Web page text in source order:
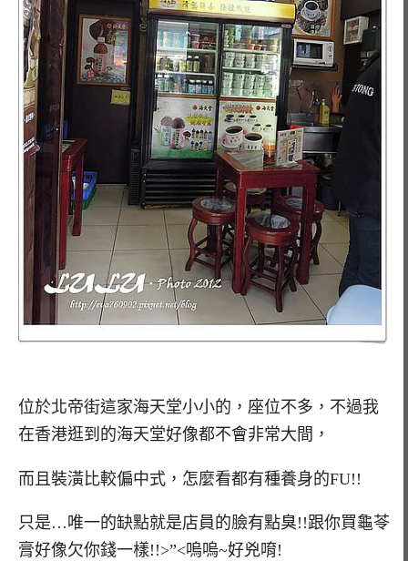
位於北帝街這家海天堂小小的，座位不多，不過我
在香港逛到的海天堂好像都不會非常大間，
而且裝潢比較偏中式，怎麼看都有種養身的FU!!
只是…唯一的缺點就是店員的臉有點臭!!跟你買龜苓
膏好像欠你錢一樣!!>”<嗚嗚~好兇唷!